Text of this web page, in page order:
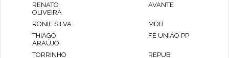
RENATO
OLIVEIRA
AVANTE
RONIE SILVA
MDB
THIAGO
ARAÚJO
FE UNIÃO PP
TORRINHO
REPUB